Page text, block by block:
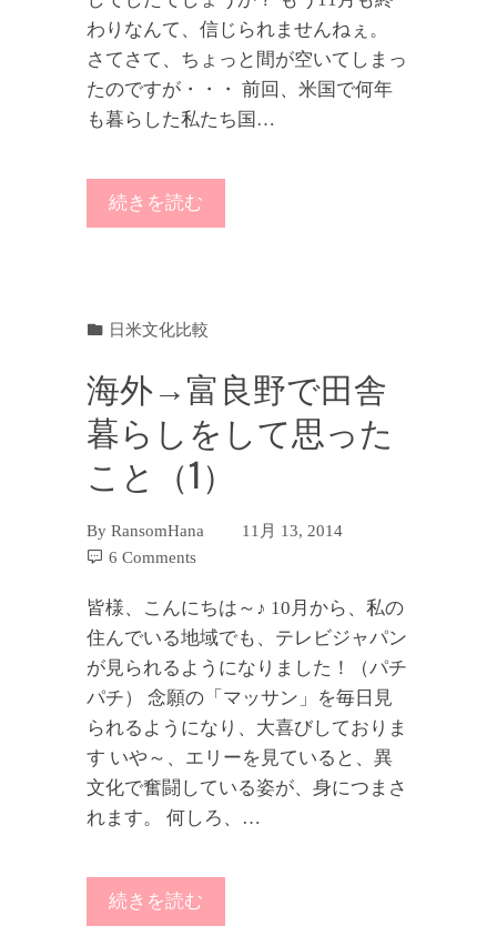
わりなんて、信じられませんねぇ。
さてさて、ちょっと間が空いてしまっ
たのですが・・・ 前回、米国で何年
も暮らした私たち国…
続きを読む
日米文化比較
海外→富良野で田舎
暮らしをして思った
こと（1）
ByRansomHana
11月 13, 2014
6 Comments
皆様、こんにちは～♪ 10月から、私の
住んでいる地域でも、テレビジャパン
が見られるようになりました！（パチ
パチ） 念願の「マッサン」を毎日見
られるようになり、大喜びしておりま
す いや～、エリーを見ていると、異
文化で奮闘している姿が、身につまさ
れます。 何しろ、…
続きを読む